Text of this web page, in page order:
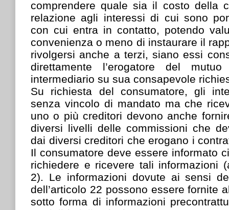
comprendere quale sia il costo della
relazione agli interessi di cui sono
con cui entra in contatto, potendo
convenienza o meno di instaurare il
rivolgersi anche a terzi, siano essi
direttamente l’erogatore del
intermediario su sua consapevole
Su richiesta del consumatore, gli
senza vincolo di mandato ma che
uno o più creditori devono anche
diversi livelli delle commissioni che
dai diversi creditori che erogano i
Il consumatore deve essere informato
richiedere e ricevere tali informazioni
2). Le informazioni dovute ai sensi
dell’articolo 22 possono essere fornite
sotto forma di informazioni